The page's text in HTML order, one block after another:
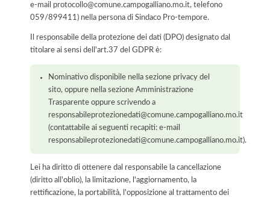
e-mail protocollo@comune.campogalliano.mo.it, telefono
059/899411) nella persona di Sindaco Pro-tempore.
Il responsabile della protezione dei dati (DPO) designato dal
titolare ai sensi dell'art.37 del GDPR è:
Nominativo disponibile nella sezione privacy del
sito, oppure nella sezione Amministrazione
Trasparente oppure scrivendo a
responsabileprotezionedati@comune.campogalliano.mo.it
(contattabile ai seguenti recapiti: e-mail
responsabileprotezionedati@comune.campogalliano.mo.it).
Lei ha diritto di ottenere dal responsabile la cancellazione
(diritto all'oblio), la limitazione, l'aggiornamento, la
rettificazione, la portabilità, l'opposizione al trattamento dei